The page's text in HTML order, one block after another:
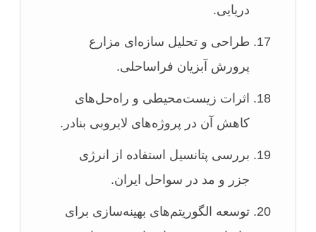
دریایی.
طراحی و تحلیل سازه‌ای مزارع
پرورش آبزیان فراساحلی.
اثرات زیست‌محیطی و راه‌حل‌های
کاهش آن در پروژه‌های لایروبی بنادر.
بررسی پتانسیل استفاده از انرژی
جزر و مد در سواحل ایران.
توسعه الگوریتم‌های بهینه‌سازی برای